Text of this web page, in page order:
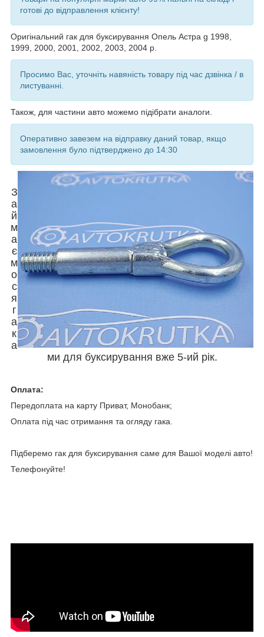
готові до відправлення клієнту!
Оригінальний гак для буксирування Опель Астра g 1998,
1999, 2000, 2001, 2002, 2003, 2004 р.
Просимо Вас, уточніть навяність товару під час дзвінка / в
листуванні.
Також, для частини авто можемо підібрати аналоги.
Оперативно завезем на відправку даний товар, якщо
замовлення було підтверджено до 14:30
З
а
й
м
а
є
м
о
с
я
г
а
к
а
ми для буксирування вже 5-ий рік.
Оплата:
Передоплата на карту Приват, Монобанк;
Оплата під час отримання та огляду гака.
Підберемо гак для буксирування саме для Вашої моделі авто!
Телефонуйте!